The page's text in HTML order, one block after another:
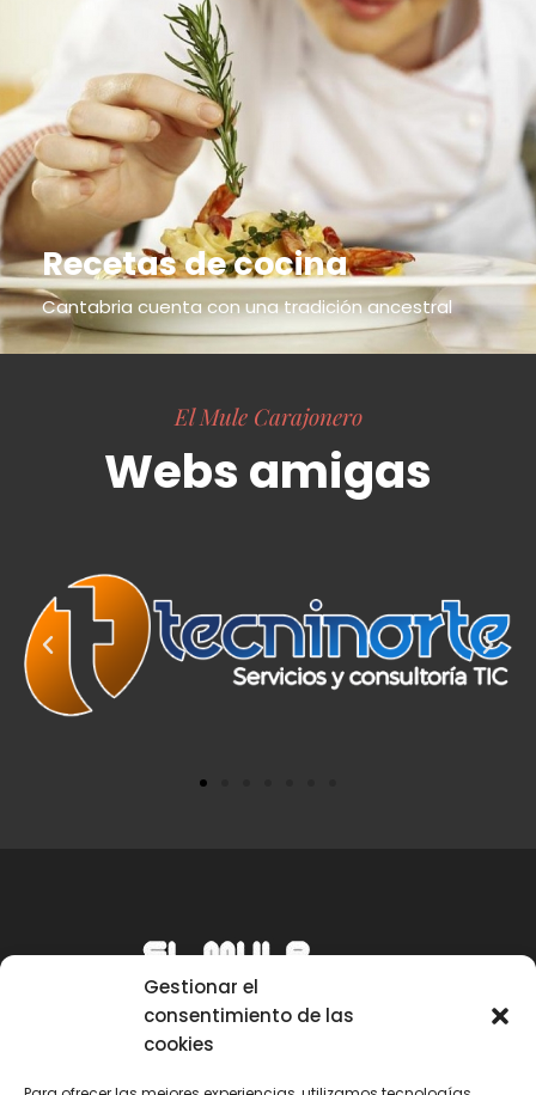
Gestionar el
consentimiento de las
cookies
Recetas de cocina
Cantabria cuenta con una tradición ancestral
El Mule Carajonero
Webs amigas